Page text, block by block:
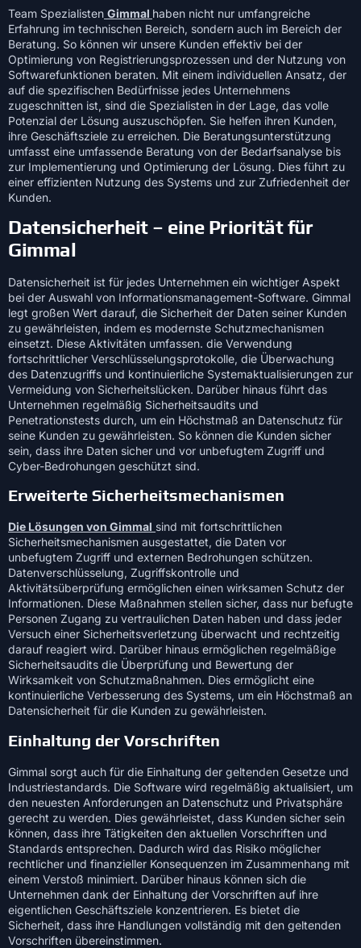
Team Spezialisten Gimmal haben nicht nur umfangreiche
Erfahrung im technischen Bereich, sondern auch im Bereich der
Beratung. So können wir unsere Kunden effektiv bei der
Optimierung von Registrierungsprozessen und der Nutzung von
Softwarefunktionen beraten. Mit einem individuellen Ansatz, der
auf die spezifischen Bedürfnisse jedes Unternehmens
zugeschnitten ist, sind die Spezialisten in der Lage, das volle
Potenzial der Lösung auszuschöpfen. Sie helfen ihren Kunden,
ihre Geschäftsziele zu erreichen. Die Beratungsunterstützung
umfasst eine umfassende Beratung von der Bedarfsanalyse bis
zur Implementierung und Optimierung der Lösung. Dies führt zu
einer effizienten Nutzung des Systems und zur Zufriedenheit der
Kunden.
Datensicherheit – eine Priorität für
Gimmal
Datensicherheit ist für jedes Unternehmen ein wichtiger Aspekt
bei der Auswahl von Informationsmanagement-Software. Gimmal
legt großen Wert darauf, die Sicherheit der Daten seiner Kunden
zu gewährleisten, indem es modernste Schutzmechanismen
einsetzt. Diese Aktivitäten umfassen. die Verwendung
fortschrittlicher Verschlüsselungsprotokolle, die Überwachung
des Datenzugriffs und kontinuierliche Systemaktualisierungen zur
Vermeidung von Sicherheitslücken. Darüber hinaus führt das
Unternehmen regelmäßig Sicherheitsaudits und
Penetrationstests durch, um ein Höchstmaß an Datenschutz für
seine Kunden zu gewährleisten. So können die Kunden sicher
sein, dass ihre Daten sicher und vor unbefugtem Zugriff und
Cyber-Bedrohungen geschützt sind.
Erweiterte Sicherheitsmechanismen
Die Lösungen von Gimmal sind mit fortschrittlichen
Sicherheitsmechanismen ausgestattet, die Daten vor
unbefugtem Zugriff und externen Bedrohungen schützen.
Datenverschlüsselung, Zugriffskontrolle und
Aktivitätsüberprüfung ermöglichen einen wirksamen Schutz der
Informationen. Diese Maßnahmen stellen sicher, dass nur befugte
Personen Zugang zu vertraulichen Daten haben und dass jeder
Versuch einer Sicherheitsverletzung überwacht und rechtzeitig
darauf reagiert wird. Darüber hinaus ermöglichen regelmäßige
Sicherheitsaudits die Überprüfung und Bewertung der
Wirksamkeit von Schutzmaßnahmen. Dies ermöglicht eine
kontinuierliche Verbesserung des Systems, um ein Höchstmaß an
Datensicherheit für die Kunden zu gewährleisten.
Einhaltung der Vorschriften
Gimmal sorgt auch für die Einhaltung der geltenden Gesetze und
Industriestandards. Die Software wird regelmäßig aktualisiert, um
den neuesten Anforderungen an Datenschutz und Privatsphäre
gerecht zu werden. Dies gewährleistet, dass Kunden sicher sein
können, dass ihre Tätigkeiten den aktuellen Vorschriften und
Standards entsprechen. Dadurch wird das Risiko möglicher
rechtlicher und finanzieller Konsequenzen im Zusammenhang mit
einem Verstoß minimiert. Darüber hinaus können sich die
Unternehmen dank der Einhaltung der Vorschriften auf ihre
eigentlichen Geschäftsziele konzentrieren. Es bietet die
Sicherheit, dass ihre Handlungen vollständig mit den geltenden
Vorschriften übereinstimmen.